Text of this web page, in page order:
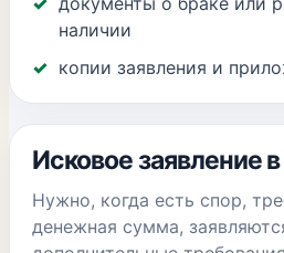
наличии
копии заявления и
Исковое заявление
Нужно, когда есть спор,
денежная сумма,